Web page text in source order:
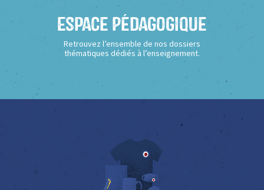
Espace Pédagogique
Retrouvez l’ensemble de nos dossiers
thématiques dédiés à l’enseignement.